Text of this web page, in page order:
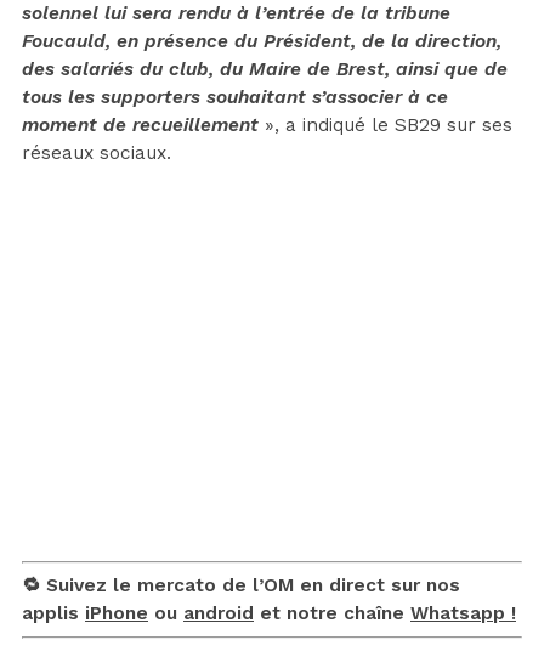
solennel lui sera rendu à l’entrée de la tribune
Foucauld, en présence du Président, de la direction,
des salariés du club, du Maire de Brest, ainsi que de
tous les supporters souhaitant s’associer à ce
moment de recueillement », a indiqué le SB29 sur ses
réseaux sociaux.
🔁 Suivez le mercato de l’OM en direct sur nos
applis iPhone ou android et notre chaîne Whatsapp !